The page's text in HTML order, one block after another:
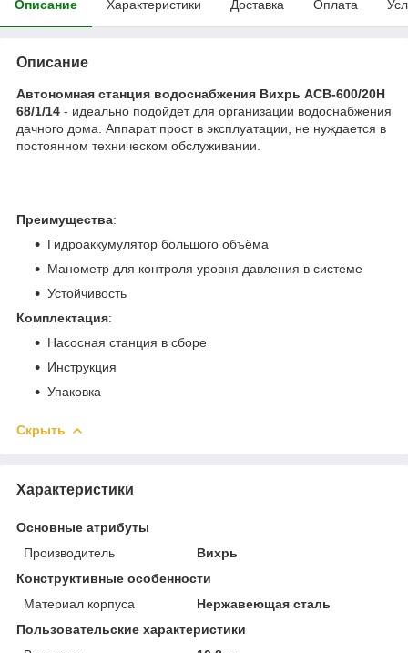
Описание Характеристики Доставка Оплата
Описание
Автономная станция водоснабжения Вихрь АСВ-600/20Н
68/1/14 - идеально подойдет для организации водоснабжения
дачного дома. Аппарат прост в эксплуатации, не нуждается в
постоянном техническом обслуживании.
Преимущества:
Гидроаккумулятор большого объёма
Манометр для контроля уровня давления в системе
Устойчивость
Комплектация:
Насосная станция в сборе
Инструкция
Упаковка
Скрыть
Характеристики
Основные атрибуты
Производитель
Вихрь
Конструктивные особенности
Материал корпуса
Нержавеющая сталь
Пользовательские характеристики